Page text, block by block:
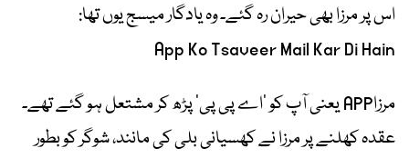
اس پر مرزا بھی حیران رہ گئے۔ وہ یادگار میسج یوں تھا:
App Ko Tsaveer Mail Kar Di Hain
مرزاAPP یعنی آپ کو ’اے پی پی‘ پڑھ کر مشتعل ہو گئے تھے۔
عقدہ کھلنے پر مرزا نے کھسیانی بلی کی مانند، شوگر کو بطور